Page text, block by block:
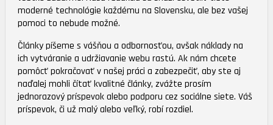
moderné technológie každému na Slovensku, ale bez vašej
pomoci to nebude možné.
Články píšeme s vášňou a odbornosťou, avšak náklady na
ich vytváranie a udržiavanie webu rastú. Ak nám chcete
pomôcť pokračovať v našej práci a zabezpečiť, aby ste aj
naďalej mohli čítať kvalitné články, zvážte prosím
jednorazový príspevok alebo podporu cez sociálne siete. Váš
príspevok, či už malý alebo veľký, robí rozdiel.